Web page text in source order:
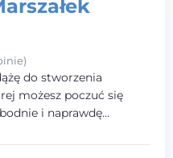
do stworzenia
możesz poczuć się
i naprawdę
mi na
drodze do większego